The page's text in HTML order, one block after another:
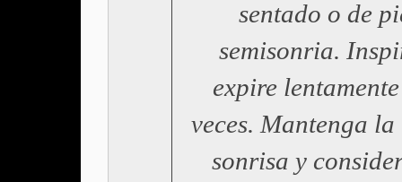
sentado o de
semisonria.
expire
veces. Mantenga la
sonrisa y